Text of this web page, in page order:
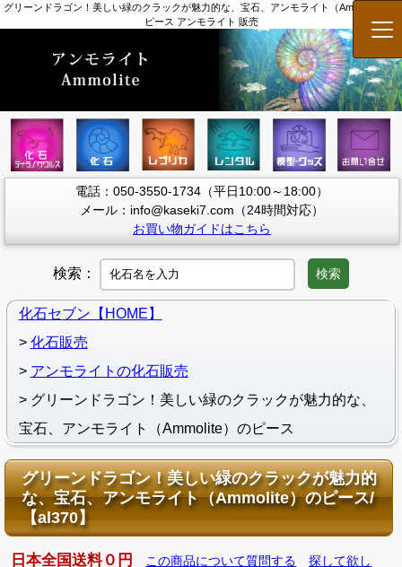
グリーンドラゴン！美しい緑のクラックが魅力的な、宝石、アンモライト（Ammolite）の
ピース アンモライト 販売
メ
電話：050-3550-1734（平日10:00～18:00）
メール：info@kaseki7.com（24時間対応）
お買い物ガイドはこちら
検索： 検索
化石セブン【HOME】
化石販売
アンモライトの化石販売
グリーンドラゴン！美しい緑のクラックが魅力的な、
宝石、アンモライト（Ammolite）のピース
グリーンドラゴン！美しい緑のクラックが魅力的
な、宝石、アンモライト（Ammolite）のピース/
【al370】
日本全国送料０円 この商品について質問する
探して欲し